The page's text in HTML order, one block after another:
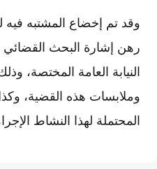
وقد تم إخضاع المشتبه فيه
رهن إشارة البحث
النيابة العامة
وملابسات هذه القضية،
المحتملة لهذا النشاط